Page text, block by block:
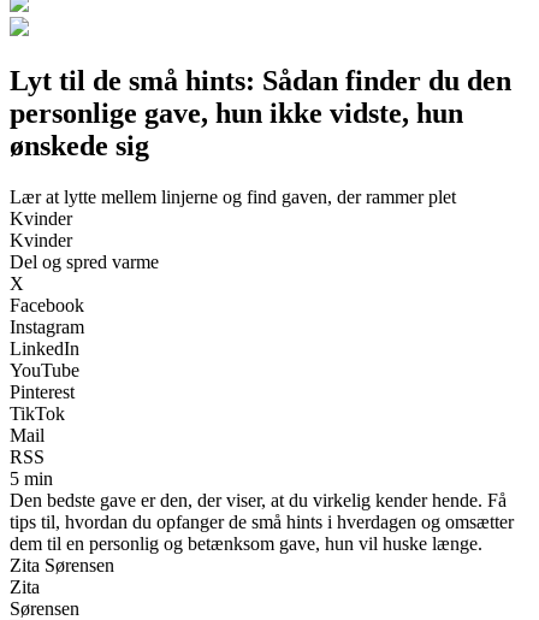
Lyt til de små hints: Sådan finder du den
personlige gave, hun ikke vidste, hun
ønskede sig
Lær at lytte mellem linjerne og find gaven, der rammer plet
Kvinder
Kvinder
Del og spred varme
X
Facebook
Instagram
LinkedIn
YouTube
Pinterest
TikTok
Mail
RSS
5 min
Den bedste gave er den, der viser, at du virkelig kender hende. Få
tips til, hvordan du opfanger de små hints i hverdagen og omsætter
dem til en personlig og betænksom gave, hun vil huske længe.
Zita Sørensen
Zita
Sørensen